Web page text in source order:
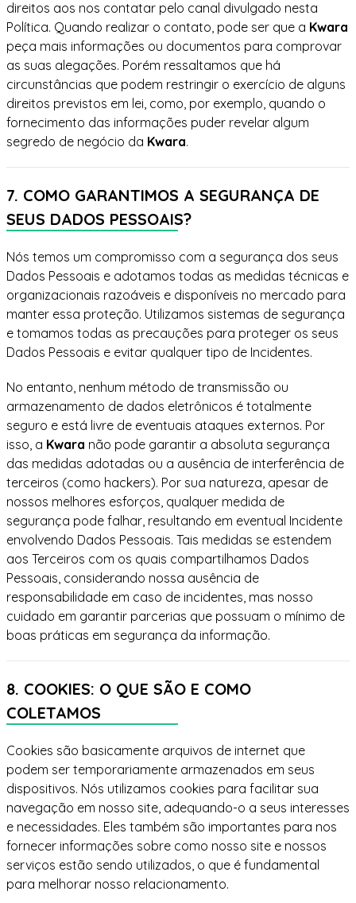
direitos aos nos contatar pelo canal divulgado nesta
Política. Quando realizar o contato, pode ser que a Kwara
peça mais informações ou documentos para comprovar
as suas alegações. Porém ressaltamos que há
circunstâncias que podem restringir o exercício de alguns
direitos previstos em lei, como, por exemplo, quando o
fornecimento das informações puder revelar algum
segredo de negócio da Kwara.
7. COMO GARANTIMOS A SEGURANÇA DE
SEUS DADOS PESSOAIS?
Nós temos um compromisso com a segurança dos seus
Dados Pessoais e adotamos todas as medidas técnicas e
organizacionais razoáveis e disponíveis no mercado para
manter essa proteção. Utilizamos sistemas de segurança
e tomamos todas as precauções para proteger os seus
Dados Pessoais e evitar qualquer tipo de Incidentes.
No entanto, nenhum método de transmissão ou
armazenamento de dados eletrônicos é totalmente
seguro e está livre de eventuais ataques externos. Por
isso, a Kwara não pode garantir a absoluta segurança
das medidas adotadas ou a ausência de interferência de
terceiros (como hackers). Por sua natureza, apesar de
nossos melhores esforços, qualquer medida de
segurança pode falhar, resultando em eventual Incidente
envolvendo Dados Pessoais. Tais medidas se estendem
aos Terceiros com os quais compartilhamos Dados
Pessoais, considerando nossa ausência de
responsabilidade em caso de incidentes, mas nosso
cuidado em garantir parcerias que possuam o mínimo de
boas práticas em segurança da informação.
8. COOKIES: O QUE SÃO E COMO
COLETAMOS
Cookies são basicamente arquivos de internet que
podem ser temporariamente armazenados em seus
dispositivos. Nós utilizamos cookies para facilitar sua
navegação em nosso site, adequando-o a seus interesses
e necessidades. Eles também são importantes para nos
fornecer informações sobre como nosso site e nossos
serviços estão sendo utilizados, o que é fundamental
para melhorar nosso relacionamento.